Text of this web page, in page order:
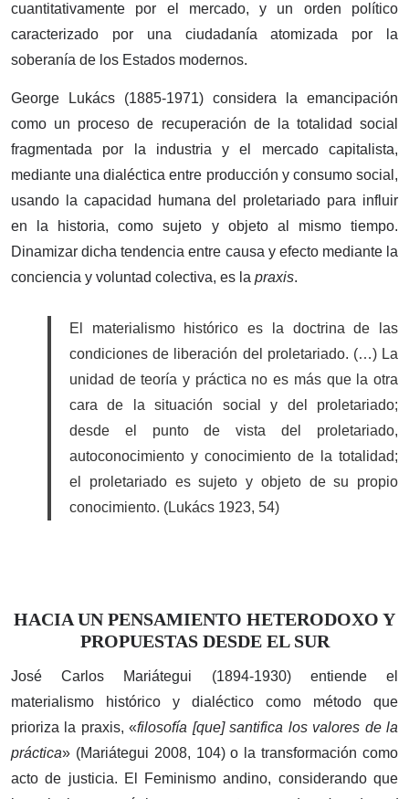
cuantitativamente por el mercado, y un orden político
caracterizado por una ciudadanía atomizada por la
soberanía de los Estados modernos.
George Lukács (1885-1971) considera la emancipación
como un proceso de recuperación de la totalidad social
fragmentada por la industria y el mercado capitalista,
mediante una dialéctica entre producción y consumo social,
usando la capacidad humana del proletariado para influir
en la historia, como sujeto y objeto al mismo tiempo.
Dinamizar dicha tendencia entre causa y efecto mediante la
conciencia y voluntad colectiva, es la praxis.
El materialismo histórico es la doctrina de las
condiciones de liberación del proletariado. (…) La
unidad de teoría y práctica no es más que la otra
cara de la situación social y del proletariado;
desde el punto de vista del proletariado,
autoconocimiento y conocimiento de la totalidad;
el proletariado es sujeto y objeto de su propio
conocimiento. (Lukács 1923, 54)
HACIA UN PENSAMIENTO HETERODOXO Y
PROPUESTAS DESDE EL SUR
José Carlos Mariátegui (1894-1930) entiende el
materialismo histórico y dialéctico como método que
prioriza la praxis, «filosofía [que] santifica los valores de la
práctica» (Mariátegui 2008, 104) o la transformación como
acto de justicia. El Feminismo andino, considerando que